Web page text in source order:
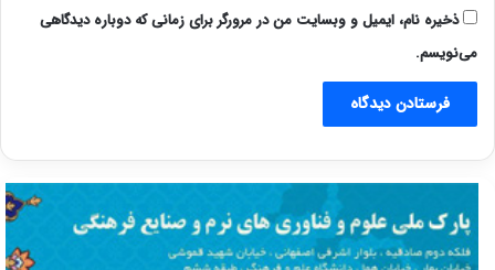
ذخیره نام، ایمیل و وبسایت من در مرورگر برای زمانی که دوباره دیدگاهی
می‌نویسم.